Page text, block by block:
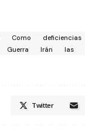
Como deficiencias
Guerra Irán las
Twitter